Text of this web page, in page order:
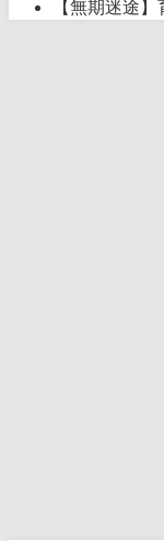
【無期迷途